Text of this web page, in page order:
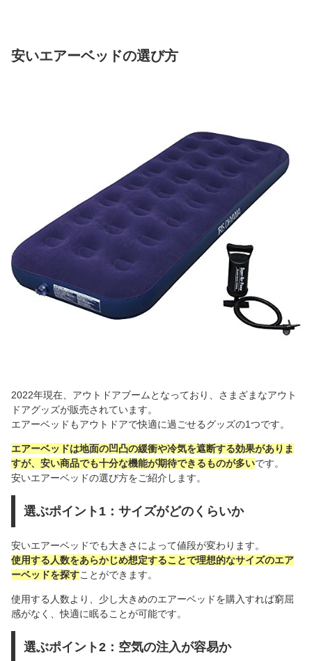
安いエアーベッドの選び方
2022年現在、アウトドアブームとなっており、さまざまなアウト
ドアグッズが販売されています。
エアーベッドもアウトドアで快適に過ごせるグッズの1つです。
エアーベッドは地面の凹凸の緩衝や冷気を遮断する効果がありま
すが、安い商品でも十分な機能が期待できるものが多いです。
安いエアーベッドの選び方をご紹介します。
選ぶポイント1：サイズがどのくらいか
安いエアーベッドでも大きさによって値段が変わります。
使用する人数をあらかじめ想定することで理想的なサイズのエア
ーベッドを探すことができます。
使用する人数より、少し大きめのエアーベッドを購入すれば窮屈
感がなく、快適に眠ることが可能です。
選ぶポイント2：空気の注入が容易か